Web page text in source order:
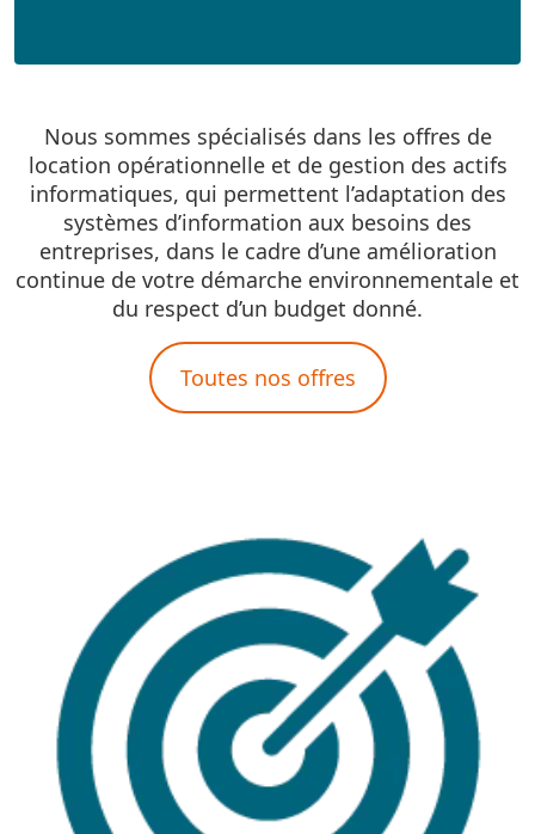
Nous sommes spécialisés dans les offres de
location opérationnelle et de gestion des actifs
informatiques, qui permettent l’adaptation des
systèmes d’information aux besoins des
entreprises, dans le cadre d’une amélioration
continue de votre démarche environnementale et
du respect d’un budget donné.
Toutes nos offres